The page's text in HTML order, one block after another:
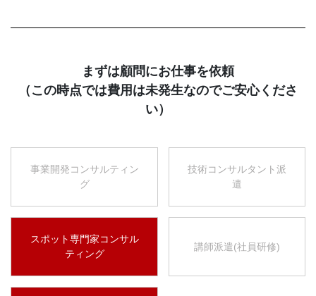
まずは顧問にお仕事を依頼
（この時点では費用は未発生なのでご安心くださ
い）
事業開発コンサルティン
グ
技術コンサルタント派
遣
スポット専門家コンサル
ティング
講師派遣(社員研修)